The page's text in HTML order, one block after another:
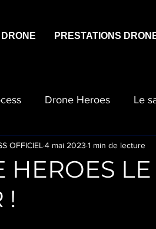
PRESTATIONS
Drone Heroes Le
HEROES
!
OFFICIEL 4 mai 2023 1 min de lecture